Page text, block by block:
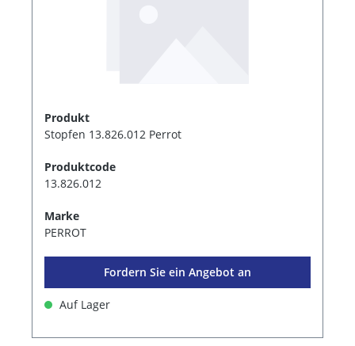
Produkt
Stopfen 13.826.012 Perrot
Produktcode
13.826.012
Marke
PERROT
Fordern Sie ein Angebot an
Auf Lager